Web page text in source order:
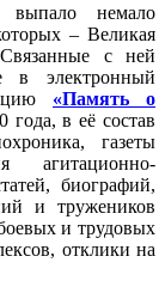
немало
– Великая
с ней
в электронный
«Память о
года, в её состав
газеты
агитационно-
биографий,
и тружеников
и трудовых
отклики на